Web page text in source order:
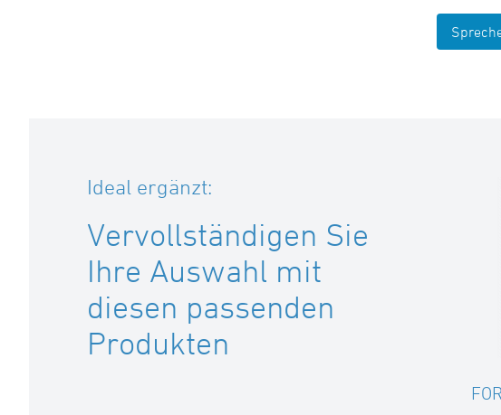
Ideal ergänzt:
Vervollständigen Sie
Ihre Auswahl mit
diesen passenden
Produkten